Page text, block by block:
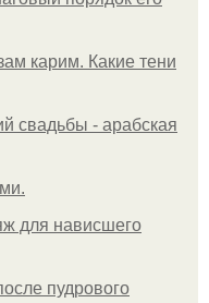
карим. Какие тени
свадьбы - арабская
для нависшего
пудрового